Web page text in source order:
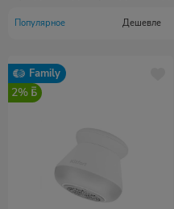
Популярное Дешевле
Family
2%